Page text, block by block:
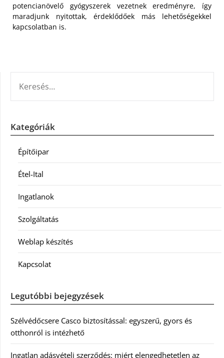
potencianövelő gyógyszerek vezetnek eredményre, így
maradjunk nyitottak, érdeklődőek más lehetőségekkel
kapcsolatban is.
Kategóriák
Építőipar
Étel-Ital
Ingatlanok
Szolgáltatás
Weblap készítés
Kapcsolat
Legutóbbi bejegyzések
Szélvédőcsere Casco biztosítással: egyszerű, gyors és
otthonról is intézhető
Ingatlan adásvételi szerződés: miért elengedhetetlen az